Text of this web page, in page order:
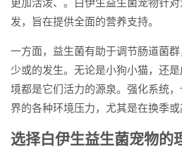
更加活泼、。白伊生益生菌宠物针
发，旨在提供全面的营养支持。
一方面，益生菌有助于调节肠道菌
少或的发生。无论是小狗小猫，还
境都是它们活力的源泉。强化系统
界的各种环境压力，尤其是在换季或
选择白伊生益生菌宠物的